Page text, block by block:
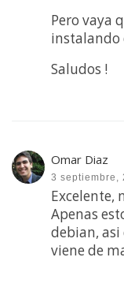
Pero vaya
instalando
Saludos !
Omar Diaz
3 septiembre,
Excelente,
Apenas
debian,
viene de